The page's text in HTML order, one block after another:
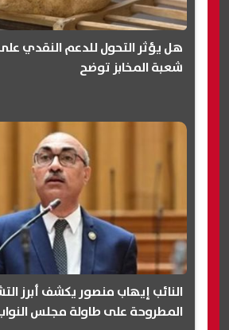
هل يؤثر التحول للدعم النقدي
شعبة المخابز توضح
النائب إيهاب منصور يكشف أبرز
المطروحة على طاولة مجلس